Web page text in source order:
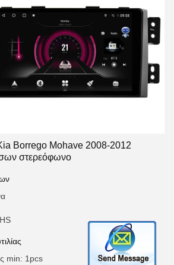
Borrego Mohave 2008-2012
στερεόφωνο
min: 1pcs